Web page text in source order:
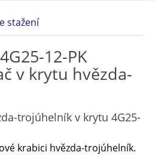
stažení
12-PK
v krytu hvězda-
trojúhelník v krytu 4G25-
krabici hvězda-trojúhelník.